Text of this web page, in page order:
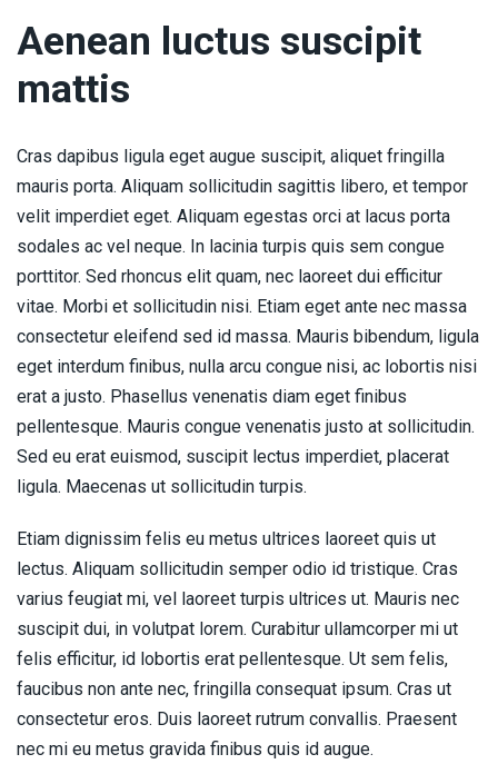
Aenean luctus suscipit
mattis
Cras dapibus ligula eget augue suscipit, aliquet fringilla
mauris porta. Aliquam sollicitudin sagittis libero, et tempor
velit imperdiet eget. Aliquam egestas orci at lacus porta
sodales ac vel neque. In lacinia turpis quis sem congue
porttitor. Sed rhoncus elit quam, nec laoreet dui efficitur
vitae. Morbi et sollicitudin nisi. Etiam eget ante nec massa
consectetur eleifend sed id massa. Mauris bibendum, ligula
eget interdum finibus, nulla arcu congue nisi, ac lobortis nisi
erat a justo. Phasellus venenatis diam eget finibus
pellentesque. Mauris congue venenatis justo at sollicitudin.
Sed eu erat euismod, suscipit lectus imperdiet, placerat
ligula. Maecenas ut sollicitudin turpis.
Etiam dignissim felis eu metus ultrices laoreet quis ut
lectus. Aliquam sollicitudin semper odio id tristique. Cras
varius feugiat mi, vel laoreet turpis ultrices ut. Mauris nec
suscipit dui, in volutpat lorem. Curabitur ullamcorper mi ut
felis efficitur, id lobortis erat pellentesque. Ut sem felis,
faucibus non ante nec, fringilla consequat ipsum. Cras ut
consectetur eros. Duis laoreet rutrum convallis. Praesent
nec mi eu metus gravida finibus quis id augue.